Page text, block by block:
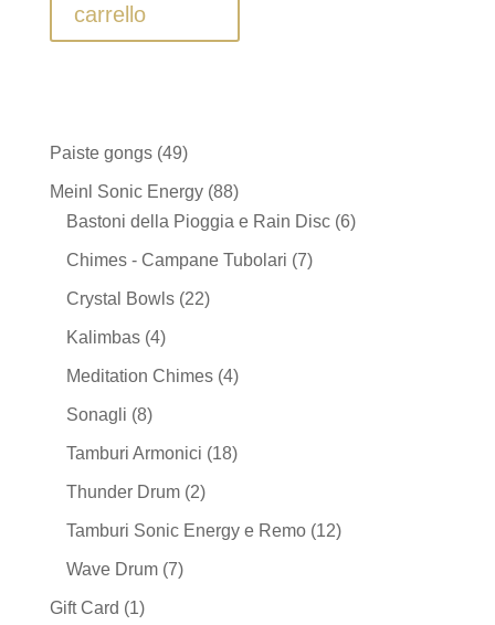
carrello
Paiste gongs 4949
prodotti
Meinl Sonic Energy 8888
prodotti
Bastoni della Pioggia e Rain Disc 66
Chimes - Campane Tubolari 77
Crystal Bowls 2222
Kalimbas 44
prodotti
Meditation Chimes 44
Sonagli 88
prodotti
Tamburi Armonici 1818
Thunder Drum 22
Tamburi Sonic Energy e Remo 1212
Wave Drum 77
Gift Card 11